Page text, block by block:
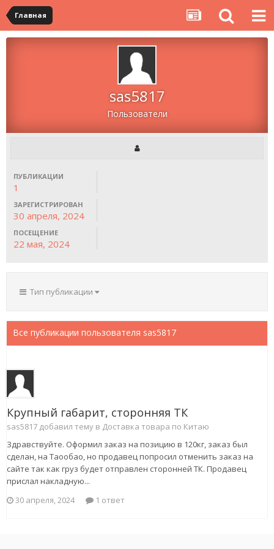
Главная
sas5817
Пользователи
ПУБЛИКАЦИИ
1
ЗАРЕГИСТРИРОВАН
30 апреля, 2024
ПОСЕЩЕНИЕ
22 мая, 2024
Тип публикации
Все публикации пользователя sas5817
Крупный габарит, сторонняя ТК
sas5817 добавил тему в Доставка товара по Китаю
Здравствуйте. Оформил заказ на позицию в 120кг, заказ был
сделан, на Таообао, но продавец попросил отменить заказ на
сайте так как груз будет отправлен сторонней ТК. Продавец
прислал накладную...
30 апреля, 2024
1 ответ